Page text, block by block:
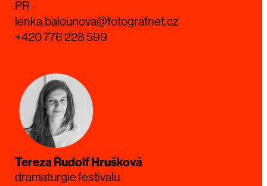
PR
lenka.balounova@fotografnet.cz
+420 776 228 599
Tereza Rudolf Hrušková
dramaturgie festivalu